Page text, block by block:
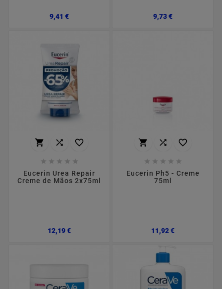
9,41 €Preço 9,73 €Preço
  
    
Eucerin Urea Repair
Creme de Mãos 2x75ml
12,19 €Preço
  
    
Eucerin Ph5 - Creme
75ml
11,92 €Preço